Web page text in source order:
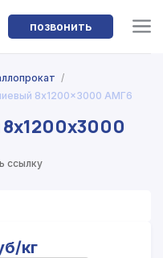
позвонить
/
8x1200x3000 АМГ6
ссылку
кг